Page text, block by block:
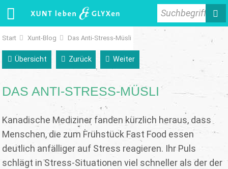
Suchbegriff
Start Xunt-Blog Das Anti-Stress-Müsli
Übersicht Zurück Weiter
DAS ANTI-STRESS-MÜSLI
Kanadische Mediziner fanden kürzlich heraus, dass
Menschen, die zum Frühstück Fast Food essen
deutlich anfälliger auf Stress reagieren. Ihr Puls
schlägt in Stress-Situationen viel schneller als der der